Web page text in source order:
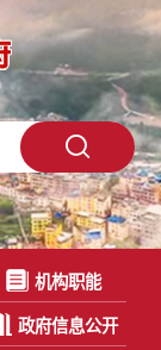
机构职能
政府信息公开